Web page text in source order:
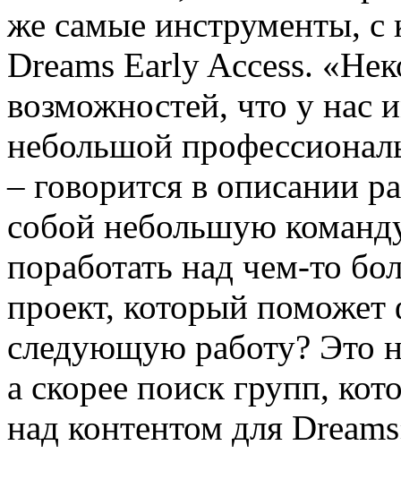
же самые инструменты, с
Dreams Early Access.
возможностей, что у нас
небольшой
– говорится в описании
собой небольшую
поработать над чем-то
проект, который поможет
следующую работу? Это
а скорее поиск групп,
над контентом для